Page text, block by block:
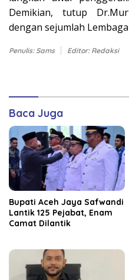
Demikian, tutup
dengan sejumlah
Penulis: Sams Editor: Redaksi
Baca Juga
Bupati Aceh Jaya Safwandi
Lantik 125 Pejabat, Enam
Camat Dilantik